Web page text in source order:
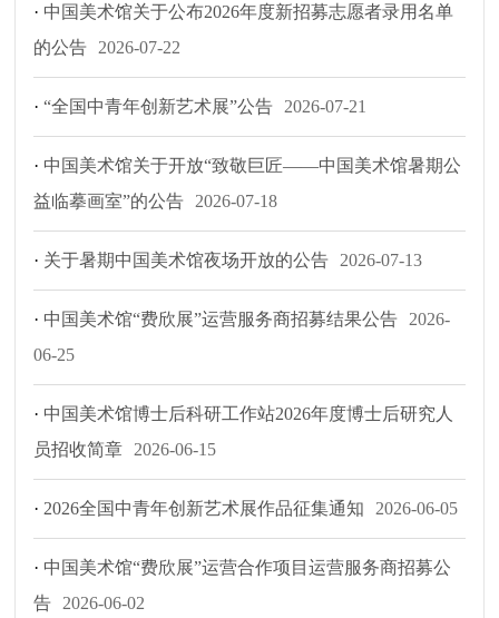
· 中国美术馆关于公布2026年度新招募志愿者录用名单
的公告
2026-07-22
·“全国中青年创新艺术展”公告 2026-07-21
· 中国美术馆关于开放“致敬巨匠——中国美术馆暑期公
益临摹画室”的公告
2026-07-18
· 关于暑期中国美术馆夜场开放的公告 2026-07-13
· 中国美术馆“费欣展”运营服务商招募结果公告
2026-
06-25
· 中国美术馆博士后科研工作站2026年度博士后研究人
员招收简章
2026-06-15
· 2026全国中青年创新艺术展作品征集通知 2026-06-05
· 中国美术馆“费欣展”运营合作项目运营服务商招募公
告
2026-06-02